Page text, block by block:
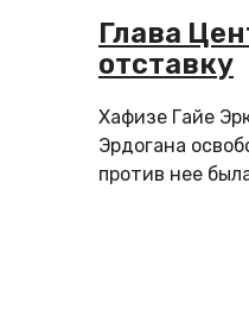
Глава
отставку
Хафизе Гайе
Эрдогана
против нее